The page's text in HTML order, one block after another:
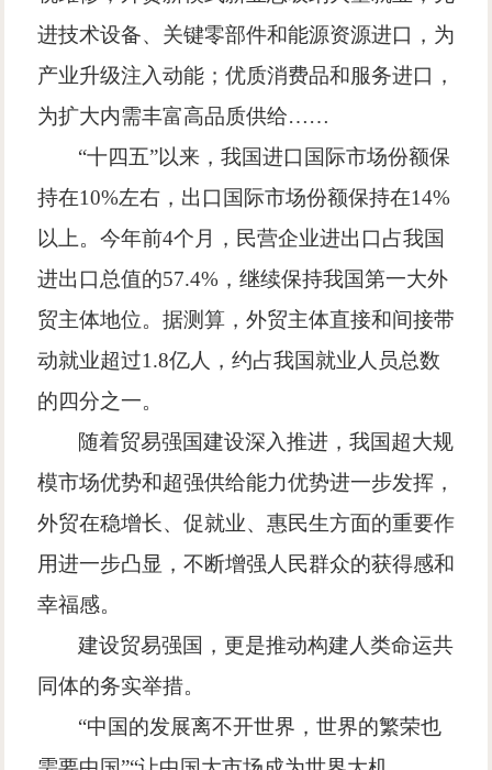
进技术设备、关键零部件和能源资源进口，为
产业升级注入动能；优质消费品和服务进口，
为扩大内需丰富高品质供给……
“十四五”以来，我国进口国际市场份额保
持在10%左右，出口国际市场份额保持在14%
以上。今年前4个月，民营企业进出口占我国
进出口总值的57.4%，继续保持我国第一大外
贸主体地位。据测算，外贸主体直接和间接带
动就业超过1.8亿人，约占我国就业人员总数
的四分之一。
随着贸易强国建设深入推进，我国超大规
模市场优势和超强供给能力优势进一步发挥，
外贸在稳增长、促就业、惠民生方面的重要作
用进一步凸显，不断增强人民群众的获得感和
幸福感。
建设贸易强国，更是推动构建人类命运共
同体的务实举措。
“中国的发展离不开世界，世界的繁荣也